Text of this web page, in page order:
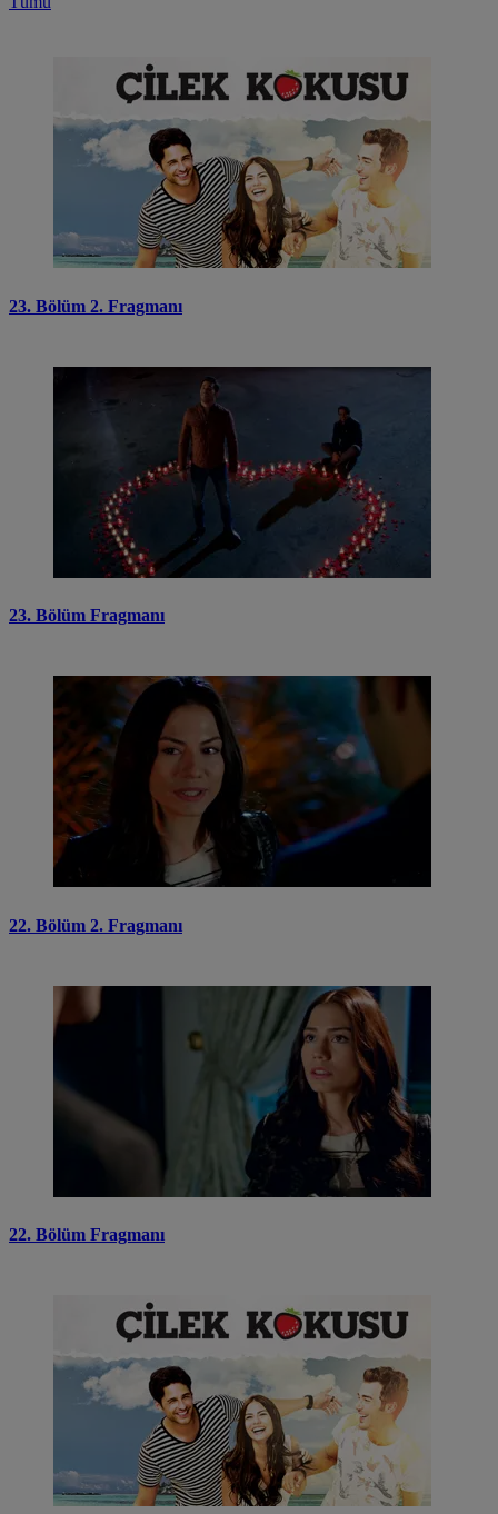
23. Bölüm 2. Fragmanı
23. Bölüm Fragmanı
22. Bölüm 2. Fragmanı
22. Bölüm Fragmanı